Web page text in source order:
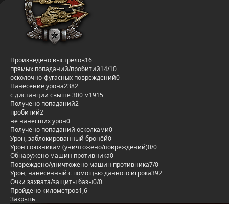
Произведено выстрелов16
прямых попаданий/пробитий14/10
осколочно-фугасных повреждений0
Нанесение урона2382
с дистанции свыше 300 м1915
Получено попаданий2
пробитий2
не нанёсших урон0
Получено попаданий осколками0
Урон, заблокированный бронёй0
Урон союзникам (уничтожено/повреждений)0/0
Обнаружено машин противника0
Повреждено/уничтожено машин противника7/0
Урон, нанесённый с помощью данного игрока392
Очки захвата/защиты базы0/0
Пройдено километров1,6
Закрыть